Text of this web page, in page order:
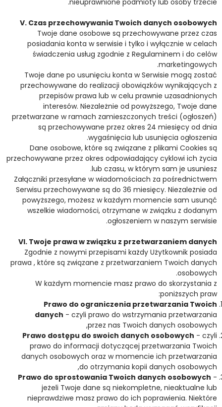
nieuprawnione podmioty lub osoby trzecie.
V. Czas przechowywania Twoich danych osobowych
Twoje dane osobowe są przechowywane przez czas
posiadania konta w serwisie i tylko i wyłącznie w celach
świadczenia usług zgodnie z Regulaminem i do celów
marketingowych.
Twoje dane po usunięciu konta w Serwisie mogą zostać
przechowywane do realizacji obowiązków wynikających z
przepisów prawa lub w celu prawnie uzasadnionych
interesów. Niezależnie od powyższego, Twoje dane
przetwarzane w ramach zamieszczonych treści (ogłoszeń)
są przechowywane przez okres 24 miesięcy od dnia
wygaśnięcia lub usunięcia ogłoszenia.
Dane osobowe, które są związane z plikami Cookies są
przechowywane przez okres odpowiadający cyklowi ich życia
lub czasu, w którym sam je usuniesz.
Załączniki przesyłane w wiadomościach za pośrednictwem
Serwisu przechowywane są do 36 miesięcy. Niezależnie od
powyższego, możesz w każdym momencie sam usunąć
wszelkie wiadomości, otrzymane w związku z dodanym
ogłoszeniem w naszym serwisie.
VI. Twoje prawa w związku z przetwarzaniem danych
Zgodnie z nowymi przepisami każdy Użytkownik posiada
prawa , które są związane z przetwarzaniem Twoich danych
osobowych.
W każdym momencie masz prawo do skorzystania z
poniższych praw:
Prawo do ograniczenia przetwarzania Twoich
danych - czyli prawo do wstrzymania przetwarzania
przez nas Twoich danych osobowych,
Prawo dostępu do swoich danych osobowych - czyli
prawo do informacji dotyczącej przetwarzania Twoich
danych osobowych oraz w momencie ich przetwarzania
do otrzymania kopii danych osobowych,
Prawo do sprostowania Twoich danych osobowych -
jeżeli Twoje dane są niekompletne, nieaktualne lub
nieprawdziwe masz prawo do ich poprawienia. Niektóre